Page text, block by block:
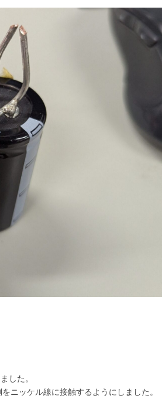
した。
ニッケル線に接触するようにしました。